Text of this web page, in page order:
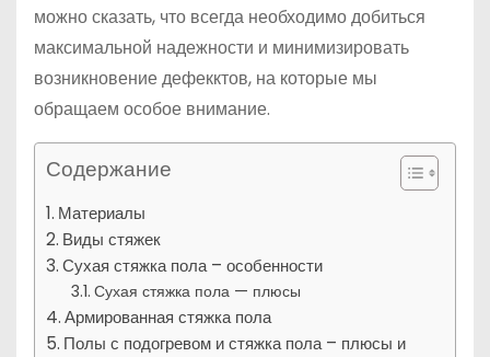
можно сказать, что всегда необходимо добиться
максимальной надежности и минимизировать
возникновение дефекктов, на которые мы
обращаем особое внимание.
Содержание
Материалы
Виды стяжек
Сухая стяжка пола – особенности
Сухая стяжка пола — плюсы
Армированная стяжка пола
Полы с подогревом и стяжка пола – плюсы и